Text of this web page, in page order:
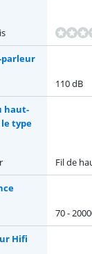
basée sur 2 avis.
110 dB
haut-
type
Fil de
70 -
Hifi